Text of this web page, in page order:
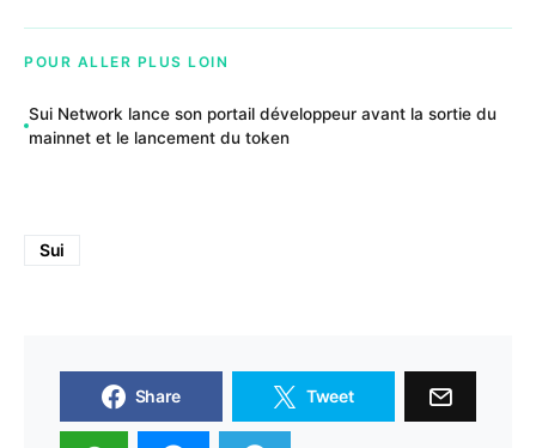
POUR ALLER PLUS LOIN
Sui Network lance son portail développeur avant la sortie du
mainnet et le lancement du token
Sui
Share Tweet